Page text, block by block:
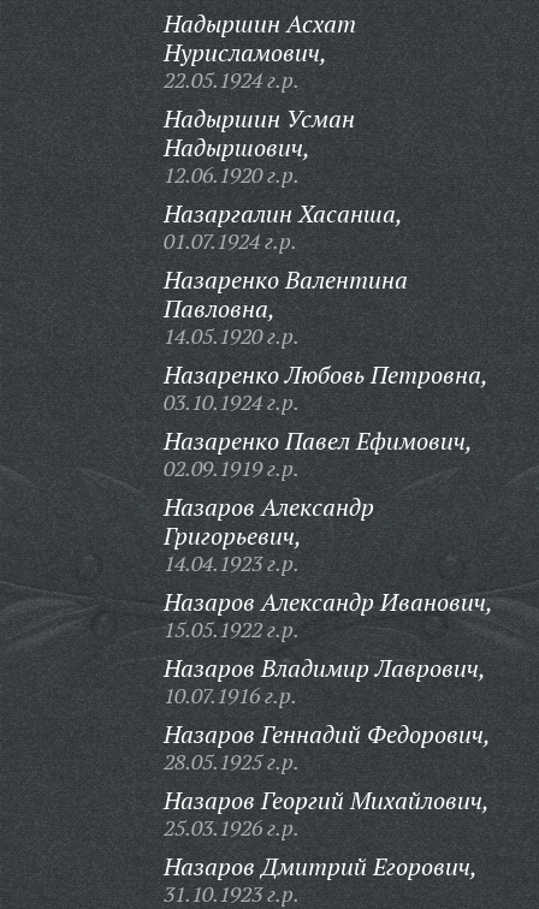
Надыршин Асхат
Нурисламович,
22.05.1924 г.р.
Надыршин Усман
Надыршович,
12.06.1920 г.р.
Назаргалин Хасанша,
01.07.1924 г.р.
Назаренко Валентина
Павловна,
14.05.1920 г.р.
Назаренко Любовь Петровна,
03.10.1924 г.р.
Назаренко Павел Ефимович,
02.09.1919 г.р.
Назаров Александр
Григорьевич,
14.04.1923 г.р.
Назаров Александр Иванович,
15.05.1922 г.р.
Назаров Владимир Лаврович,
10.07.1916 г.р.
Назаров Геннадий Федорович,
28.05.1925 г.р.
Назаров Георгий Михайлович,
25.03.1926 г.р.
Назаров Дмитрий Егорович,
31.10.1923 г.р.